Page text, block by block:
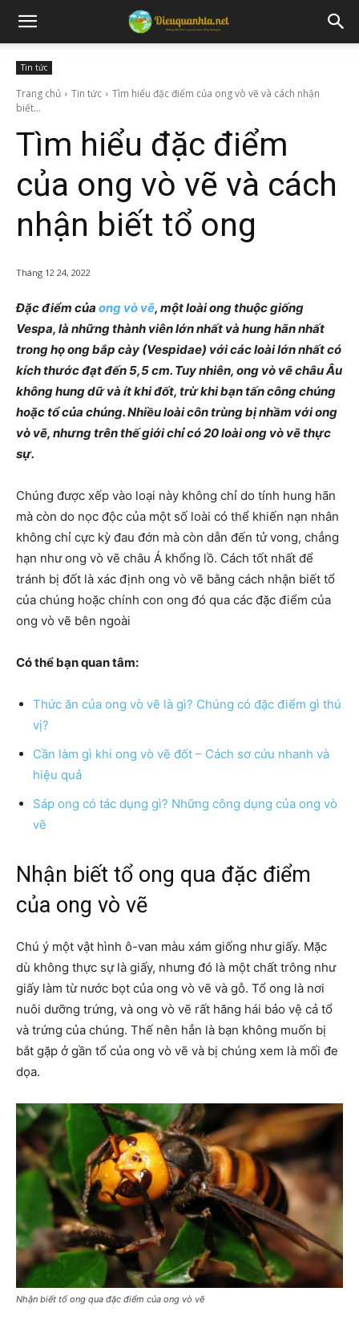
Tin tức
Trang chủ Tin tức
Tìm hiểu đặc điểm của ong vò vẽ và cách nhận
biết...
Tìm hiểu đặc điểm
của ong vò vẽ và cách
nhận biết tổ ong
Tháng 12 24, 2022
Đặc điểm của ong vò vẽ, một loài ong thuộc giống
Vespa, là những thành viên lớn nhất và hung hãn nhất
trong họ ong bắp cày (Vespidae) với các loài lớn nhất có
kích thước đạt đến 5,5 cm. Tuy nhiên, ong vò vẽ châu Âu
không hung dữ và ít khi đốt, trừ khi bạn tấn công chúng
hoặc tổ của chúng. Nhiều loài côn trùng bị nhầm với ong
vò vẽ, nhưng trên thế giới chỉ có 20 loài ong vò vẽ thực
sự.
Chúng được xếp vào loại này không chỉ do tính hung hãn
mà còn do nọc độc của một số loài có thể khiến nạn nhân
không chỉ cực kỳ đau đớn mà còn dẫn đến tử vong, chẳng
hạn như ong vò vẽ châu Á khổng lồ. Cách tốt nhất để
tránh bị đốt là xác định ong vò vẽ bằng cách nhận biết tổ
của chúng hoặc chính con ong đó qua các đặc điểm của
ong vò vẽ bên ngoài
Có thể bạn quan tâm:
Thức ăn của ong vò vẽ là gì? Chúng có đặc điểm gì thú
vị?
Cần làm gì khi ong vò vẽ đốt – Cách sơ cứu nhanh và
hiệu quả
Sáp ong có tác dụng gì? Những công dụng của ong vò
vẽ
Nhận biết tổ ong qua đặc điểm
của ong vò vẽ
Chú ý một vật hình ô-van màu xám giống như giấy. Mặc
dù không thực sự là giấy, nhưng đó là một chất trông như
giấy làm từ nước bọt của ong vò vẽ và gỗ. Tổ ong là nơi
nuôi dưỡng trứng, và ong vò vẽ rất hăng hái bảo vệ cả tổ
và trứng của chúng. Thế nên hẳn là bạn không muốn bị
bắt gặp ở gần tổ của ong vò vẽ và bị chúng xem là mối đe
dọa.
Nhận biết tổ ong qua đặc điểm của ong vò vẽ